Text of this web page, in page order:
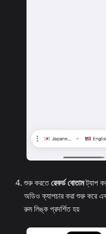
শুরু করতেরেকর্ড বোতামট্যাপ
অডিও ক্যাপচার করা শুরু করে
রুম লিঙ্ক প্রদর্শিত হয়